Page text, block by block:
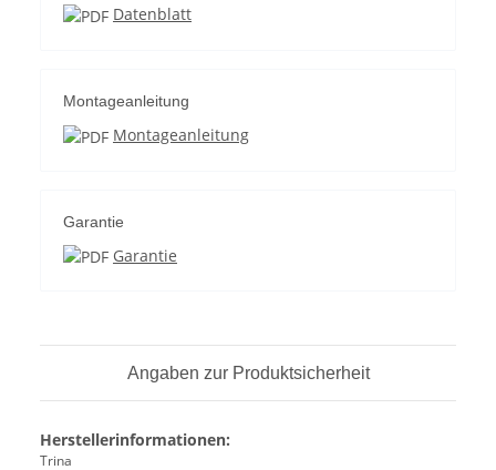
Datenblatt
Montageanleitung
Montageanleitung
Garantie
Garantie
Angaben zur Produktsicherheit
Herstellerinformationen:
Trina